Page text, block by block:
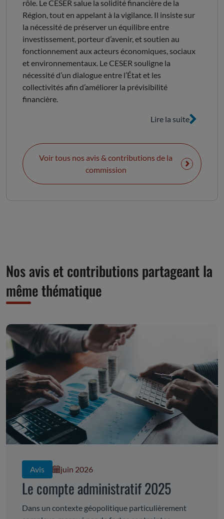
rôle. Le CESER salue la solidité financière de la
Région, tout en appelant à la vigilance. Il insiste sur
la nécessité de préserver un équilibre entre
investissement, porteur d’avenir, et soutien au
fonctionnement aux acteurs économiques, sociaux
et environnementaux. Le CESER souligne la
nécessité d’un dialogue entre l’État et les
collectivités afin d’améliorer la prévisibilité
financière.
Lire la suite
Voir tous nos avis & contributions de la
commission
Nos avis et contributions partageant la
même thématique
Avis juin 2026
Le compte administratif 2025
Dans un contexte géopolitique particulièrement